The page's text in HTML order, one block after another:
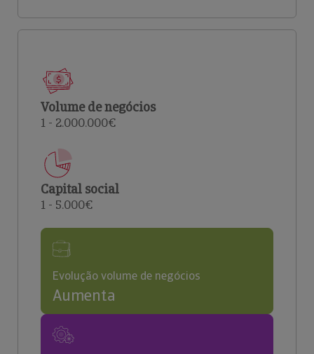
Volume de negócios
1 - 2.000.000€
Capital social
1 - 5.000€
Evolução volume de negócios
Aumenta